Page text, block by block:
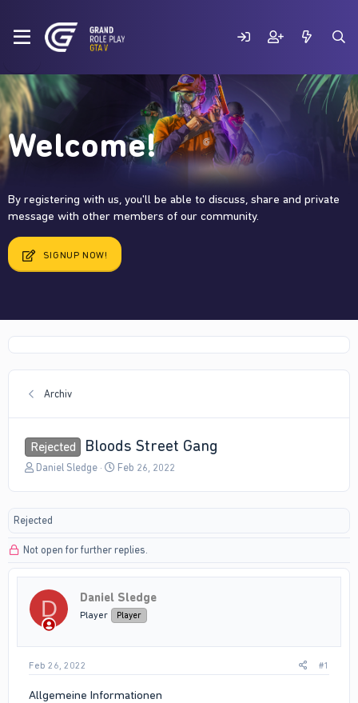
Welcome!
By registering with us, you'll be able to discuss, share and private
message with other members of our community.
SIGNUP NOW!
Archiv
Rejected Bloods Street Gang
T
a
s
t
r
e
Daniel Sledge
S
a
t
Feb 26, 2022
Rejected
Not open for further replies.
D Daniel Sledge
Player Player
Feb 26, 2022 #1
Allgemeine Informationen